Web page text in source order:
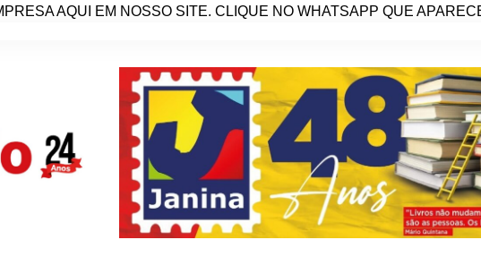
AQUI EM NOSSO SITE. CLIQUE NO WHATSAPP QUE